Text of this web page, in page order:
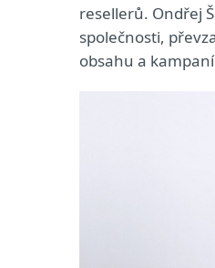
resellerů. Ondřej
společnosti,
obsahu a